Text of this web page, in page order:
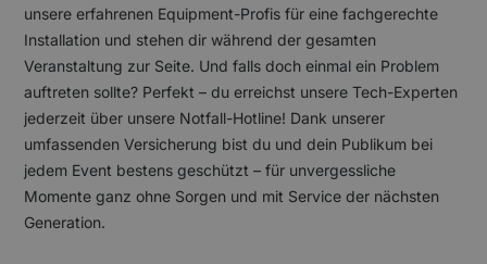
unsere erfahrenen Equipment-Profis für eine fachgerechte
Installation und stehen dir während der gesamten
Veranstaltung zur Seite. Und falls doch einmal ein Problem
auftreten sollte? Perfekt – du erreichst unsere Tech-Experten
jederzeit über unsere Notfall-Hotline! Dank unserer
umfassenden Versicherung bist du und dein Publikum bei
jedem Event bestens geschützt – für unvergessliche
Momente ganz ohne Sorgen und mit Service der nächsten
Generation.